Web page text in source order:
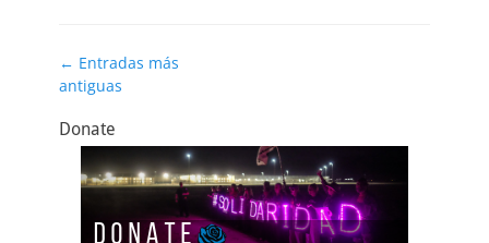
e
b
o
o
k
o
o
n
tir
Navegación
de
← Entradas más
antiguas
Donate